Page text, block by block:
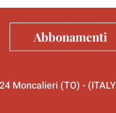
Abbonamenti
Moncalieri (TO) -